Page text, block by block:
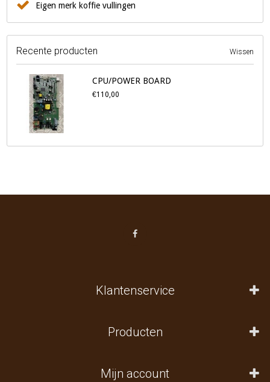
Eigen merk koffie vullingen
Recente producten Wissen
CPU/POWER BOARD
€110,00
Klantenservice
Producten
Mijn account